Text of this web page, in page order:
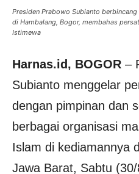
Presiden Prabowo Subianto
di Hambalang, Bogor, membahas
Istimewa
Harnas.id, BOGOR –
Subianto menggelar
dengan pimpinan dan
berbagai organisasi
Islam di kediamannya
Jawa Barat, Sabtu